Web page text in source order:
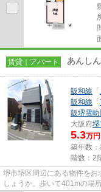
賃貸｜アパート あんし
阪和線 「
阪和線 「
阪堺電
大阪府堺
5.3万円
築年数：
階数：2
堺市堺区周辺にある物件を
しょうか。歩いて401mの場